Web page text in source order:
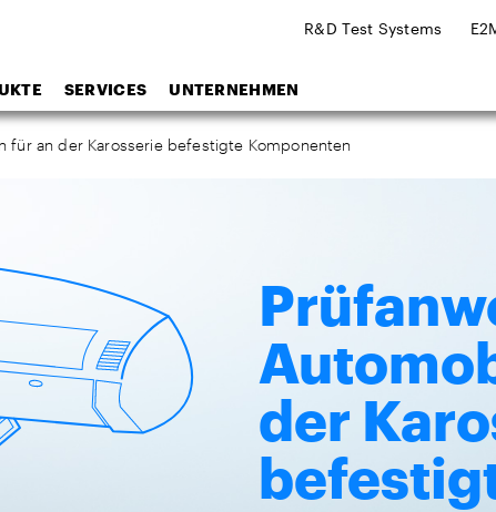
SERVICES UNTERNEHMEN
R&D Test Systems
für an der Karosserie befestigte Komponenten
der